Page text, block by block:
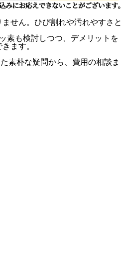
せん。ひび割れや汚れやすさと
素も検討しつつ、デメリットを
ます。
素朴な疑問から、費用の相談ま